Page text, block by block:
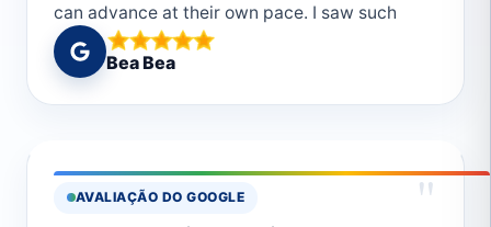
can advance at their own pace. I saw such
beautiful things and had such moving
moments marvelling at the underwater world.
From a complete beginner, I now know what
myself in! Muhammed and Monika are patient,
kind and extremely professional teachers and
Bea Bea
AVALIAÇÃO DO GOOGLE "